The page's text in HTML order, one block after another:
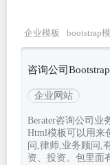
企业模板 bootstrap
响应式
咨询公司
企业网站
Berater咨询公司业
Html模板可以用来
问,律师,业务顾问,
资、投资。包里面